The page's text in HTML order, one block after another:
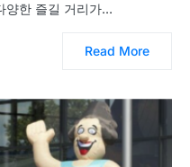
양한 즐길 거리가…
Read More